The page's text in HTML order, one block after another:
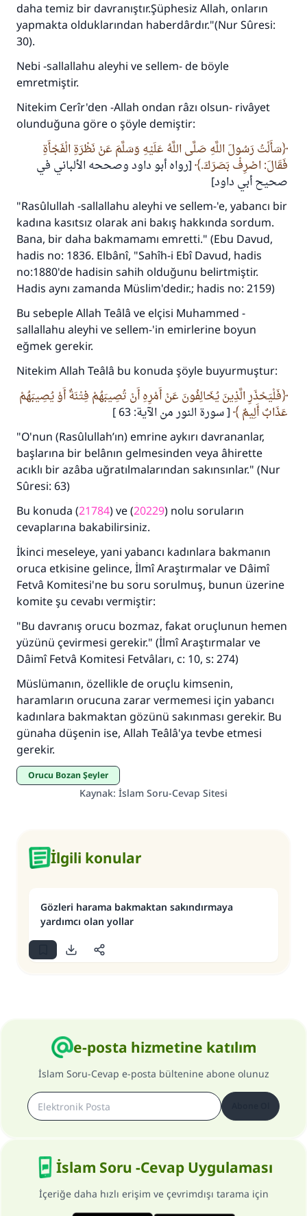
daha temiz bir davranıştır.Şüphesiz Allah, onların
yapmakta olduklarından haberdârdır."(Nur Sûresi:
30).
Nebi -sallallahu aleyhi ve sellem- de böyle
emretmiştir.
Nitekim Cerîr'den -Allah ondan râzı olsun- rivâyet
olunduğuna göre o şöyle demiştir:
سَأَلْتُ رَسُولَ اللَّهِ صَلَّى اللَّهُ عَلَيْهِ وَسَلَّمَ عَنْ نَظْرَةِ الْفَجْأَةِ
فَقَالَ: اصْرِفْ بَصَرَكَ.
[رواه أبو داود وصححه الألباني في
صحيح أبي داود]
"Rasûlullah -sallallahu aleyhi ve sellem-'e, yabancı bir
kadına kasıtsız olarak ani bakış hakkında sordum.
Bana, bir daha bakmamamı emretti." (Ebu Davud,
hadis no: 1836. Elbânî, "Sahîh-i Ebî Davud, hadis
no:1880'de hadisin sahih olduğunu belirtmiştir.
Hadis aynı zamanda Müslim'dedir.; hadis no: 2159)
Bu sebeple Allah Teâlâ ve elçisi Muhammed -
sallallahu aleyhi ve sellem-'in emirlerine boyun
eğmek gerekir.
Nitekim Allah Teâlâ bu konuda şöyle buyurmuştur:
فَلْيَحْذَرِ الَّذِينَ يُخَالِفُونَ عَنْ أَمْرِهِ أَنْ تُصِيبَهُمْ فِتْنَةٌ أَوْ يُصِيبَهُمْ
عَذَابٌ أَلِيمٌ
[ سورة النور من الآية: 63 ]
"O'nun (Rasûlullah’ın) emrine aykırı davrananlar,
başlarına bir belânın gelmesinden veya âhirette
acıklı bir azâba uğratılmalarından sakınsınlar." (Nur
Sûresi: 63)
Bu konuda (21784) ve (20229) nolu soruların
cevaplarına bakabilirsiniz.
İkinci meseleye, yani yabancı kadınlara bakmanın
oruca etkisine gelince, İlmî Araştırmalar ve Dâimî
Fetvâ Komitesi'ne bu soru sorulmuş, bunun üzerine
komite şu cevabı vermiştir:
"Bu davranış orucu bozmaz, fakat oruçlunun hemen
yüzünü çevirmesi gerekir." (İlmî Araştırmalar ve
Dâimî Fetvâ Komitesi Fetvâları, c: 10, s: 274)
Müslümanın, özellikle de oruçlu kimsenin,
haramların orucuna zarar vermemesi için yabancı
kadınlara bakmaktan gözünü sakınması gerekir. Bu
günaha düşenin ise, Allah Teâlâ'ya tevbe etmesi
gerekir.
Orucu Bozan Şeyler
Kaynak: İslam Soru-Cevap Sitesi
İlgili konular
Gözleri harama bakmaktan sakındırmaya
yardımcı olan yollar
e-posta hizmetine katılım
İslam Soru-Cevap e-posta bültenine abone olunuz
İslam Soru -Cevap Uygulaması
İçeriğe daha hızlı erişim ve çevrimdışı tarama için
110845 Nolu Cevap, bir evliliği
kurtardı.
Ümmete cevapları ulaştırmak için bizi destekle
Rasulullah ﷺ şöyle dedi:
Her kim bir hayra yol gösterirse , hayrı yapan
kişinin sevabı kadar ona sevap yazılır.
Şimdi katkı yapın!